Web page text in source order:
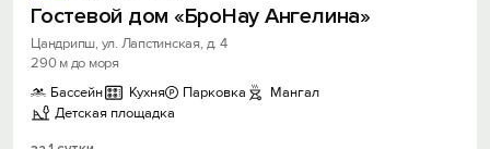
Гостевой дом «БроНау Ангелина»
Цандрипш, ул. Лапстинская, д. 4
290 м до моря
Бассейн
Кухня Парковка
Мангал
Детская площадка